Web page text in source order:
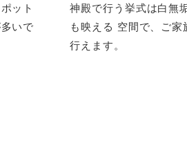
ット
いで
神殿で行う挙式は白無
も映える 空間で、ご
行えます。